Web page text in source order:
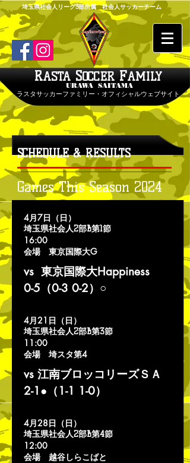
埼玉県社会人リーグ3部所属 社会人サッカーチーム
RASTASOCCERFAMILY
URAWA SAITAMA
ラスタサッカーファミリー・オフィシャルウェブサイト
SCHEDULE & RESULTS
Games This Season 2024
4月7日（日）
埼玉県社会人2部B第1節
16:00
会場 東京国際大G
vs 東京国際大Happiness
0-5（0-3 0-2）○
4月21日（日）
埼玉県社会人2部B第3節
11:00
会場 埼スタ第4
vs 江南ブロッコリーズＳＡ
2-1●（1-1 1-0）
4月28日（日）
埼玉県社会人2部B第4節
12:00
会場 越谷しらこばと